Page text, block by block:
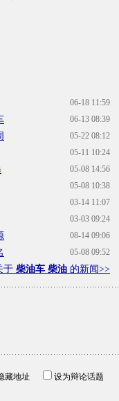
06-18 11:59
06-13 08:39
05-22 08:12
05-11 10:24
05-08 14:56
05-08 10:38
03-14 11:07
03-03 09:24
08-14 09:06
05-08 09:52
于 柴油车 柴油 的新闻>>
藏地址
设为辩论话题